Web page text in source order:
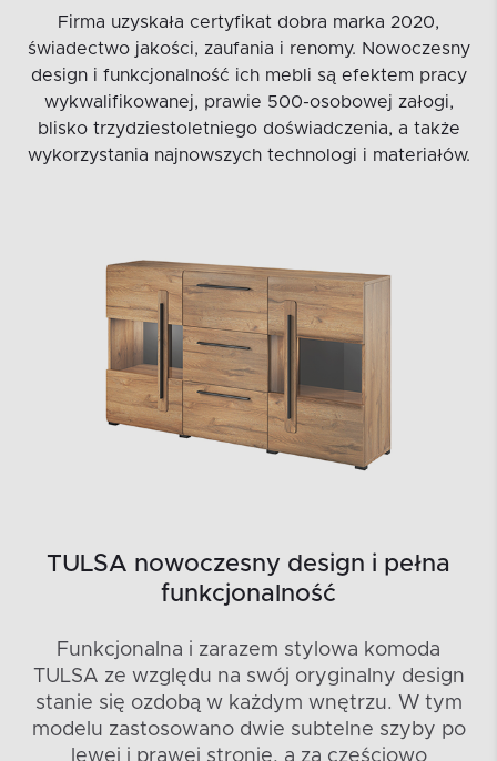
Firma uzyskała certyfikat dobra marka 2020,
świadectwo jakości, zaufania i renomy. Nowoczesny
design i funkcjonalność ich mebli są efektem pracy
wykwalifikowanej, prawie 500-osobowej załogi,
blisko trzydziestoletniego doświadczenia, a także
wykorzystania najnowszych technologi i materiałów.
TULSA nowoczesny design i pełna
funkcjonalność
Funkcjonalna i zarazem stylowa komoda
TULSA ze względu na swój oryginalny design
stanie się ozdobą w każdym wnętrzu. W tym
modelu zastosowano dwie subtelne szyby po
lewej i prawej stronie, a za częściowo